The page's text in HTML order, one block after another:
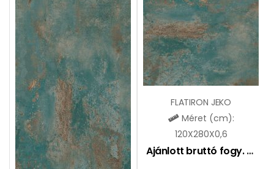
FLATIRON JEKO
Méret (cm):
120X280X0,6
Ajánlott bruttó fogy. ár: